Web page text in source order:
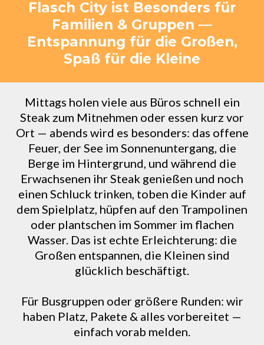
Flasch City ist Besonders für
Familien & Gruppen —
Entspannung für die Großen,
Spaß für die Kleine
Mittags holen viele aus Büros schnell ein
Steak zum Mitnehmen oder essen kurz vor
Ort — abends wird es besonders: das offene
Feuer, der See im Sonnenuntergang, die
Berge im Hintergrund, und während die
Erwachsenen ihr Steak genießen und noch
einen Schluck trinken, toben die Kinder auf
dem Spielplatz, hüpfen auf den Trampolinen
oder plantschen im Sommer im flachen
Wasser. Das ist echte Erleichterung: die
Großen entspannen, die Kleinen sind
glücklich beschäftigt.
Für Busgruppen oder größere Runden: wir
haben Platz, Pakete & alles vorbereitet —
einfach vorab melden.